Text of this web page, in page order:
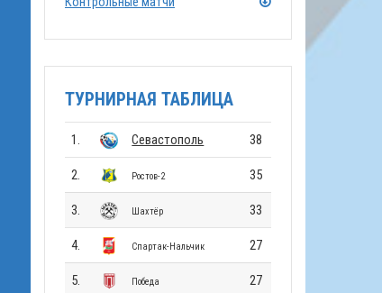
ТУРНИРНАЯ ТАБЛИЦА
1. Севастополь 38
2. Ростов-2 35
3. Шахтёр 33
4. Спартак-Нальчик 27
5. Победа 27